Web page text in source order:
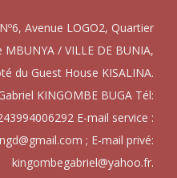
Avenue LOGO2, Quartier
/ VILLE DE BUNIA,
du Guest House KISALINA.
KINGOMBE BUGA Tél:
E-mail service :
; E-mail privé:
kingombegabriel@yahoo.fr.